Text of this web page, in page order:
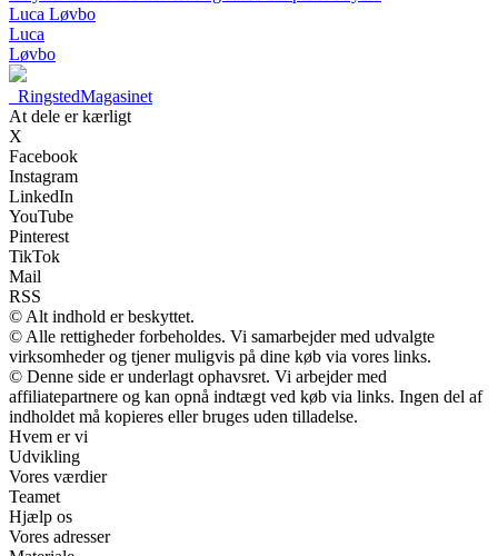
Luca Løvbo
Luca
Løvbo
RingstedMagasinet
At dele er kærligt
X
Facebook
Instagram
LinkedIn
YouTube
Pinterest
TikTok
Mail
RSS
© Alt indhold er beskyttet.
© Alle rettigheder forbeholdes. Vi samarbejder med udvalgte
virksomheder og tjener muligvis på dine køb via vores links.
© Denne side er underlagt ophavsret. Vi arbejder med
affiliatepartnere og kan opnå indtægt ved køb via links. Ingen del af
indholdet må kopieres eller bruges uden tilladelse.
Hvem er vi
Udvikling
Vores værdier
Teamet
Hjælp os
Vores adresser